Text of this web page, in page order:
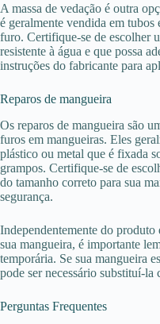
A massa de vedação é outra
é geralmente vendida em tubos
furo. Certifique-se de escolher
resistente à água e que possa
instruções do fabricante para
Reparos de mangueira
Os reparos de mangueira são
furos em mangueiras. Eles
plástico ou metal que é fixada
grampos. Certifique-se de
do tamanho correto para sua
segurança.
Independentemente do
sua mangueira, é importante
temporária. Se sua mangueira
pode ser necessário substituí-la
Perguntas Frequentes